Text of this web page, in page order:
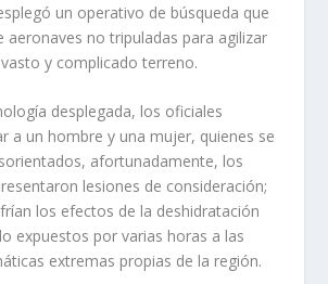
un operativo de búsqueda que
aeronaves no tripuladas para agilizar
y complicado terreno.
desplegada, los oficiales
a un hombre y una mujer, quienes se
afortunadamente, los
lesiones de consideración;
los efectos de la deshidratación
expuestos por varias horas a las
extremas propias de la región.